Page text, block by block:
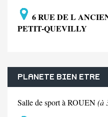
6 RUE DE L
PETIT-QUEVILLY
PLANETE BIEN ETRE
Salle de sport à ROUEN(à